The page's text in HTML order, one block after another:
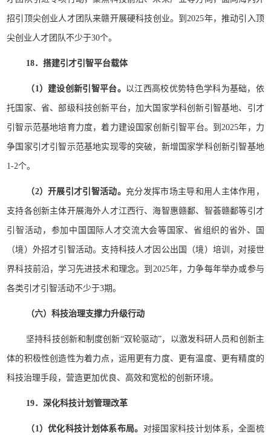
招引顶尖创业人才团队来赣开展硬科技创业。到2025年，推动引入顶
尖创业人才团队不少于30个。
18．搭建引才引智平台载体
（1）建设创新引智平台。 以江西高校优势特色学科为基础，依
托国家、省、部级科技创新平台，加大国家学科创新引智基地、引才
引智示范基地培育力度，着力建设国家创新引智平台。到2025年，力
争国家引才引智示范基地实现零的突破，新增国家学科创新引智基地
1-2个。
（2）开展引才引智活动。 充分发挥市场主导和用人主体作用，
支持各创新主体开展海外人才江西行、海智惠赣鄱、智荟赣鄱等引才
引智活动，参加中国国际人才交流大会等国家、省组织的省外、国
（境）外招才引智活动。支持科技人才因公出国（境）培训，对接世
界科技前沿，学习先进技术和理念。到2025年，力争每年举办或参与
各类引才引智活动不少于3期。
（六）科技治理支撑力升级行动
坚持科技创新和制度创新“双轮驱动”，以激发科研人员和创新主
体的积极性创造性为着力点，运用更有力度、更有温度、更有精度的
科技治理手段，营造更加优良、高效和宽松的创新环境。
19．深化科技计划管理改革
（1）优化科技计划体系布局。 对接国家科技计划体系，全面梳